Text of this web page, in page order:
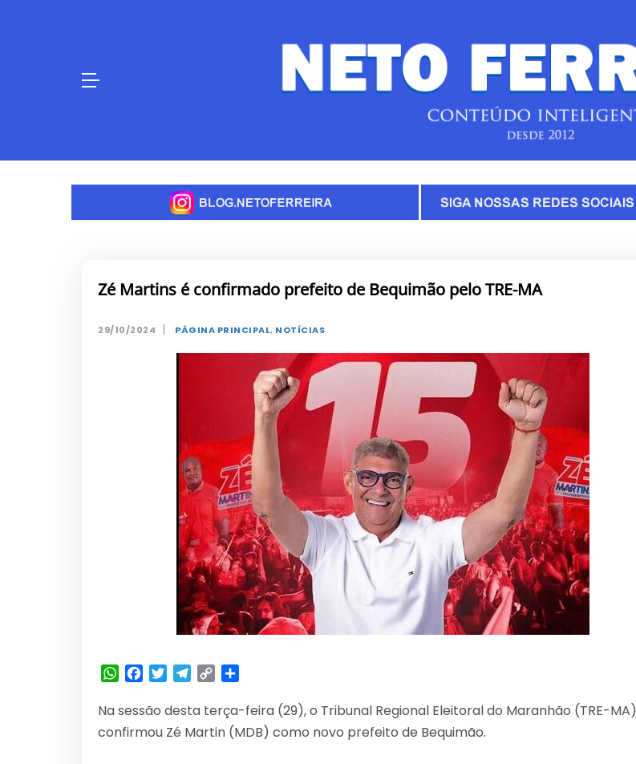
Zé Martins é confirmado prefeito de Bequimão pelo TRE-MA
29/10/2024 | PÁGINA PRINCIPAL, NOTÍCIAS
WhatsApp
Facebook
TwitterTelegram
Copy
Na sessão desta terça-feira (29), o Tribunal Regional Eleitoral do Maranhão (TRE-MA)
confirmou Zé Martin (MDB) como novo prefeito de Bequimão.